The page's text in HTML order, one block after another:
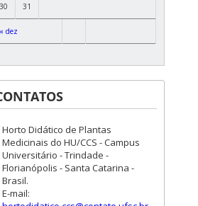
« dez
30 31
Horto Didático de Plantas
Medicinais do HU/CCS - Campus
Universitário - Trindade -
Florianópolis - Santa Catarina -
Brasil.
E-mail: